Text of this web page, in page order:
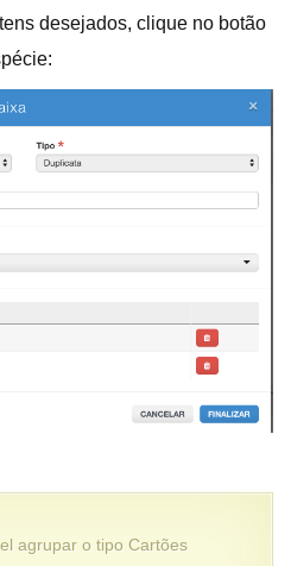
desejados, clique no botão
agrupar o tipo Cartões